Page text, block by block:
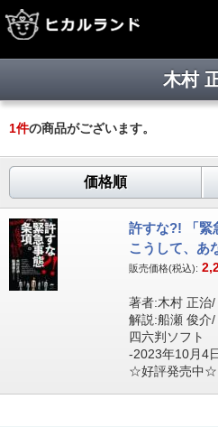
木村
1件の商品がございます。
価格順
許すな?! 「緊
こうして、あ
販売価格(税込):
著者:木村 正治/
解説:船瀬 俊介/
四六判ソフト
-2023年10月4
☆好評発売中☆